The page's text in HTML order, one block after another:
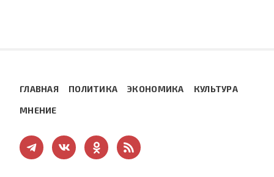
ГЛАВНАЯ ПОЛИТИКА ЭКОНОМИКА КУЛЬТУРА
МНЕНИЕ